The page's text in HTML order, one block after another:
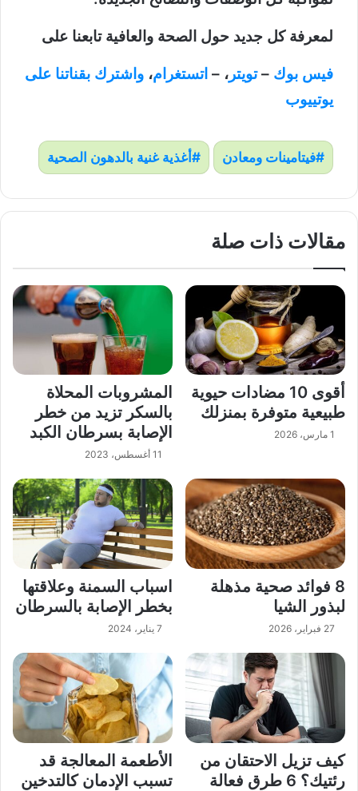
لمعرفة كل جديد حول الصحة والعافية تابعنا على
فيس بوك –تويتر ، – اتستغرام، واشترك بقناتنا على
يوتييوب
فيتامينات ومعادن أغذية غنية بالدهون الصحية
مقالات ذات صلة
أقوى 10 مضادات حيوية
طبيعية متوفرة بمنزلك
1 مارس، 2026
المشروبات المحلاة
بالسكر تزيد من خطر
الإصابة بسرطان الكبد
11 أغسطس، 2023
8 فوائد صحية مذهلة
لبذور الشيا
27 فبراير، 2026
اسباب السمنة وعلاقتها
بخطر الإصابة بالسرطان
7 يناير، 2024
كيف تزيل الاحتقان من
رئتيك؟ 6 طرق فعالة
الأطعمة المعالجة قد
تسبب الإدمان كالتدخين